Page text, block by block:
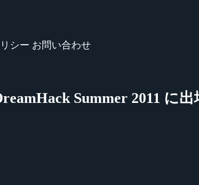
シー お問い合わせ
Summer 2011 に出